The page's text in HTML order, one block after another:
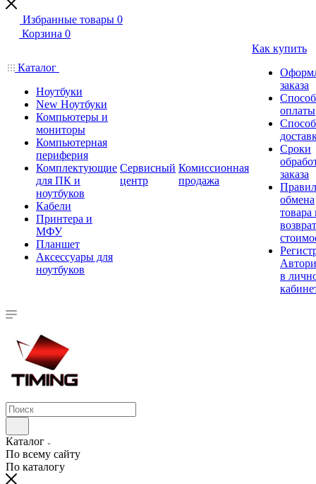
Избранные товары 0
Корзина 0
Каталог
Ноутбуки
New Ноутбуки
Компьютеры и
мониторы
Компьютерная
периферия
Комплектующие
для ПК и
ноутбуков
Кабели
Принтера и
МФУ
Планшет
Аксессуары для
ноутбуков
Сервисный
центр
Комиссионная
продажа
Как купить
заказа
оплаты
Сроки
заказа
обмена
товара
в
Каталог
По всему сайту
По каталогу